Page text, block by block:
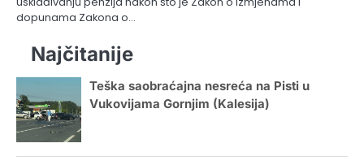
dopunama Zakona o…
Najčitanije
Teška saobraćajna nesreća na Pisti u
Vukovijama Gornjim (Kalesija)